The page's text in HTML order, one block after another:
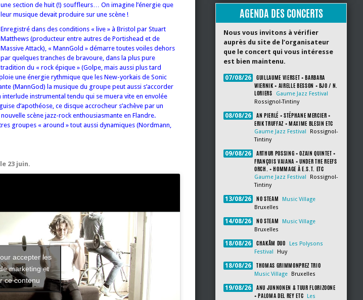
une section de huit (!) souffleurs… On imagine l’énergie que
leur musique devait produire sur une scène !
Enregistré dans des conditions « live » à Bristol par Stuart
Matthews (producteur entre autres de Portishead et de
Massive Attack), « MannGold » démarre toutes voiles dehors
par quelques tranches de bravoure, dans la plus pure
tradition du « rock épique » (Golpe, mais aussi plus tard
une énergie rythmique que les New-yorkais de Sonic
(MannGod) la musique du groupe peut aussi s’accorder
instrumental tendu qui se muera vite en envolée
d’apothéose, ce disque accrocheur s’achève par un
scène jazz-rock enthousiasmante en Flandre.
groupes « around » tout aussi dynamiques (Nordmann,
23 juin.
accepter les
marketing et
ce contenu
AGENDA DES CONCERTS
Nous vous invitons à vérifier
auprès du site de l’organisateur
que le concert qui vous intéresse
est bien maintenu.
07/08/26
GUILLAUME VIERSET + BARBARA
WIERNIK + AIRELLE BESSON + BJO / N.
LORIERS
Gaume Jazz Festival
Rossignol-Tintiny
08/08/26
AN PIERLÉ + STÉPHANE MERCIER +
ERIK TRUFFAZ + MAXIME BLESIN ETC
Gaume Jazz Festival
Rossignol-
Tintiny
09/08/26
ARTHUR POSSING + OZAIN QUINTET +
FRANÇOIS VAIANA + UNDER THE REEFS
ORCH. + HOMMAGE À E.S.T. ETC
Gaume Jazz Festival
Rossignol-
Tintiny
13/08/26 NO STEAM
Music Village
Bruxelles
14/08/26 NO STEAM
Music Village
Bruxelles
18/08/26 CHAKÂM DUO
Les Polysons
Festival
Huy
18/08/26 THOMAS GRIMMONPREZ TRIO
Music Village Bruxelles
19/08/26
ANU JUNNONEN & TUUR FLORIZOONE
+ PALOMA DEL REY ETC
Les